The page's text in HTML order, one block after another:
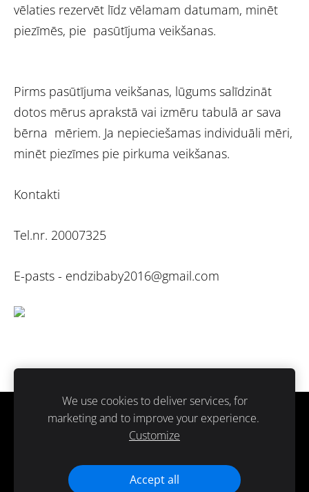
vēlaties rezervēt līdz vēlamam datumam, minēt
piezīmēs, pie pasūtījuma veikšanas.
Pirms pasūtījuma veikšanas, lūgums salīdzināt
dotos mērus aprakstā vai izmēru tabulā ar sava
bērna mēriem. Ja nepieciešamas individuāli mēri,
minēt piezīmes pie pirkuma veikšanas.
Kontakti
Tel.nr. 20007325
E-pasts - endzibaby2016@gmail.com
Sīkdatnes
Paldies ka atbalsti ražots Latvijā.
We use cookies to deliver services, for
marketing and to improve your experience.
Customize
Accept all